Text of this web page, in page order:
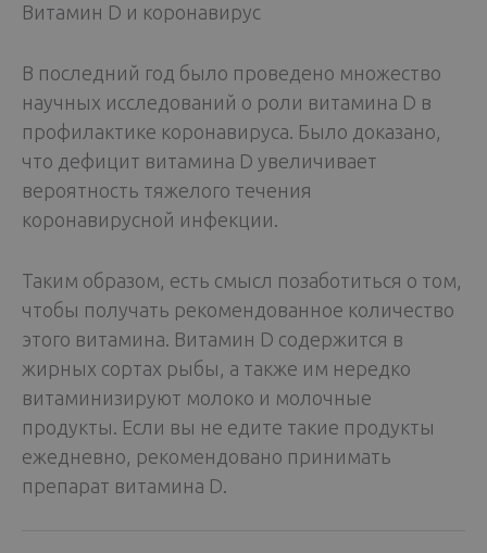
Витамин D и коронавирус
В последний год было проведено множество
научных исследований о роли витамина D в
профилактике коронавируса. Было доказано,
что дефицит витамина D увеличивает
вероятность тяжелого течения
коронавирусной инфекции.
Таким образом, есть смысл позаботиться о том,
чтобы получать рекомендованное количество
этого витамина. Витамин D содержится в
жирных сортах рыбы, а также им нередко
витаминизируют молоко и молочные
продукты. Если вы не едите такие продукты
ежедневно, рекомендовано принимать
препарат витамина D.